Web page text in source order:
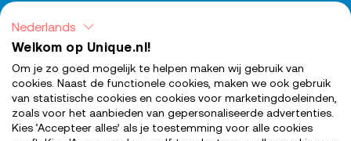
Nederlands
Welkom op Unique.nl!
Om je zo goed mogelijk te helpen maken wij gebruik van
cookies. Naast de functionele cookies, maken we ook gebruik
van statistische cookies en cookies voor marketingdoeleinden,
zoals voor het aanbieden van gepersonaliseerde advertenties.
Kies ‘Accepteer alles’ als je toestemming voor alle cookies